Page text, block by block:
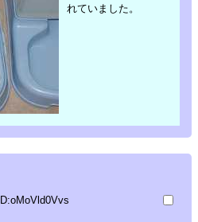
れていました。